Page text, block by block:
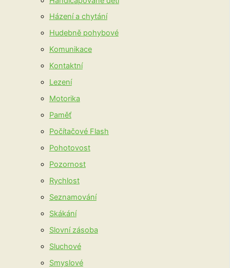
Házení a chytání
Hudebně pohybové
Komunikace
Kontaktní
Lezení
Motorika
Paměť
Počítačové Flash
Pohotovost
Pozornost
Rychlost
Seznamování
Skákání
Slovní zásoba
Sluchové
Smyslové